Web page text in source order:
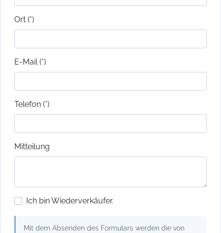
Ort (*)
E-Mail (*)
Telefon (*)
Mitteilung
Ich bin Wiederverkäufer.
Mit dem Absenden des Formulars werden die von